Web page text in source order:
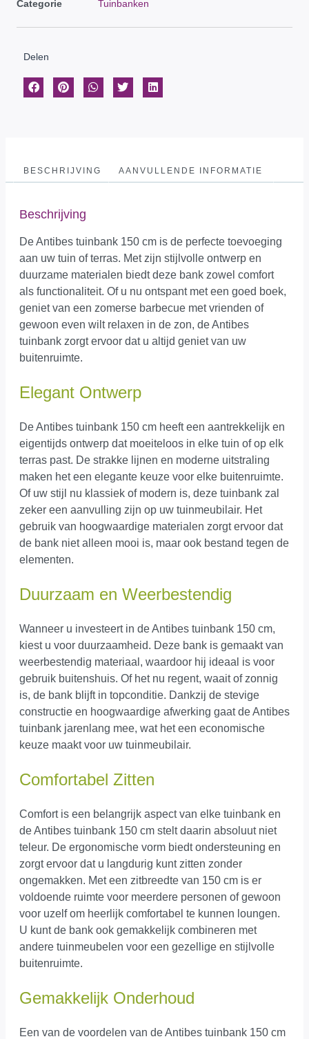
Categorie Tuinbanken
Delen
BESCHRIJVING AANVULLENDE INFORMATIE
Beschrijving
De Antibes tuinbank 150 cm is de perfecte toevoeging
aan uw tuin of terras. Met zijn stijlvolle ontwerp en
duurzame materialen biedt deze bank zowel comfort
als functionaliteit. Of u nu ontspant met een goed boek,
geniet van een zomerse barbecue met vrienden of
gewoon even wilt relaxen in de zon, de Antibes
tuinbank zorgt ervoor dat u altijd geniet van uw
buitenruimte.
Elegant Ontwerp
De Antibes tuinbank 150 cm heeft een aantrekkelijk en
eigentijds ontwerp dat moeiteloos in elke tuin of op elk
terras past. De strakke lijnen en moderne uitstraling
maken het een elegante keuze voor elke buitenruimte.
Of uw stijl nu klassiek of modern is, deze tuinbank zal
zeker een aanvulling zijn op uw tuinmeubilair. Het
gebruik van hoogwaardige materialen zorgt ervoor dat
de bank niet alleen mooi is, maar ook bestand tegen de
elementen.
Duurzaam en Weerbestendig
Wanneer u investeert in de Antibes tuinbank 150 cm,
kiest u voor duurzaamheid. Deze bank is gemaakt van
weerbestendig materiaal, waardoor hij ideaal is voor
gebruik buitenshuis. Of het nu regent, waait of zonnig
is, de bank blijft in topconditie. Dankzij de stevige
constructie en hoogwaardige afwerking gaat de Antibes
tuinbank jarenlang mee, wat het een economische
keuze maakt voor uw tuinmeubilair.
Comfortabel Zitten
Comfort is een belangrijk aspect van elke tuinbank en
de Antibes tuinbank 150 cm stelt daarin absoluut niet
teleur. De ergonomische vorm biedt ondersteuning en
zorgt ervoor dat u langdurig kunt zitten zonder
ongemakken. Met een zitbreedte van 150 cm is er
voldoende ruimte voor meerdere personen of gewoon
voor uzelf om heerlijk comfortabel te kunnen loungen.
U kunt de bank ook gemakkelijk combineren met
andere tuinmeubelen voor een gezellige en stijlvolle
buitenruimte.
Gemakkelijk Onderhoud
Een van de voordelen van de Antibes tuinbank 150 cm